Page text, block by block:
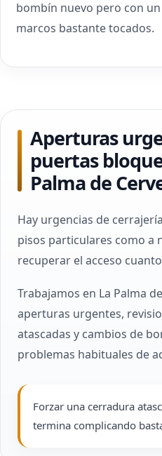
bombín nuevo pero con
marcos bastante tocados.
Aperturas
puertas
Palma de
Hay urgencias de
pisos particulares como a
recuperar el acceso
Trabajamos en La Palma
aperturas urgentes,
atascadas y cambios de
problemas habituales de
Forzar una cerradura
termina complicando